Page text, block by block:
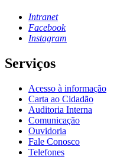
Intranet
Facebook
Instagram
Serviços
Acesso à informação
Carta ao Cidadão
Auditoria Interna
Comunicação
Ouvidoria
Fale Conosco
Telefones